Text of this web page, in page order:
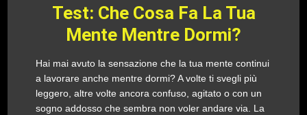
Test: Che Cosa Fa La Tua
Mente Mentre Dormi?
Hai mai avuto la sensazione che la tua mente continui
a lavorare anche mentre dormi? A volte ti svegli più
leggero, altre volte ancora confuso, agitato o con un
sogno addosso che sembra non voler andare via. La